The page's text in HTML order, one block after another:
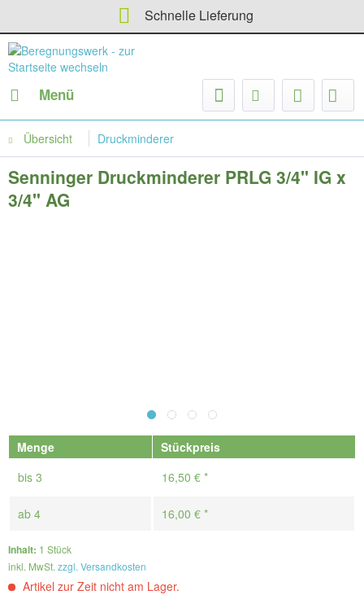
Schnelle Lieferung
Menü
Übersicht Druckminderer
Senninger Druckminderer PRLG 3/4" IG x
3/4" AG
Menge
Stückpreis
bis 3 16,50 € *
ab 4 16,00 € *
Inhalt: 1 Stück
inkl. MwSt. zzgl. Versandkosten
Artikel zur Zeit nicht am Lager.